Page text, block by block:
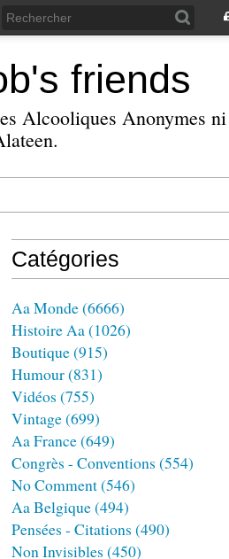
friends
Alcooliques Anonymes
Catégories
Aa Monde(6666)
Histoire Aa(1026)
Boutique(915)
Humour(831)
Vidéos (755)
Vintage(699)
Aa France(649)
Congrès - Conventions (554)
No Comment(546)
Aa Belgique(494)
Pensées - Citations (490)
Non Invisibles (450)